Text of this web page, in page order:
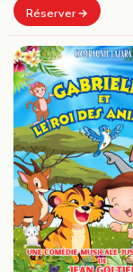
Réserver